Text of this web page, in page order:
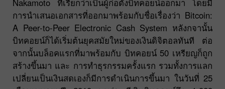
Nakamoto ที่เรียกว่าเป็นผู้ก่อตั้งบิทคอยน์ออกมา โดยมี
การนำเสนอเอกสารที่ออกมาพร้อมกับชื่อเรื่องว่า Bitcoin:
A Peer-to-Peer Electronic Cash System หลังกจานั้น
บิทคอยน์ก็ได้เริ่มต้นยุคสมัยใหม่ของเงินดิจิตอลทันที ต่อ
จากนั้นบล็อคแรกที่มาพร้อมกับ บิทคอยน์ 50 เหรียญก็ถูก
สร้างขึ้นมา และ การทำธุรกรรมครั้งแรก รวมทั้งการแลก
เปลี่ยนเป็นเงินสดเองก็มีการดำเนินการขึ้นมา ในวันที่ 25